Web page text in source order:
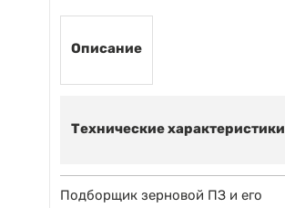
Описание
Технические характеристики
Подборщик зерновой ПЗ и его